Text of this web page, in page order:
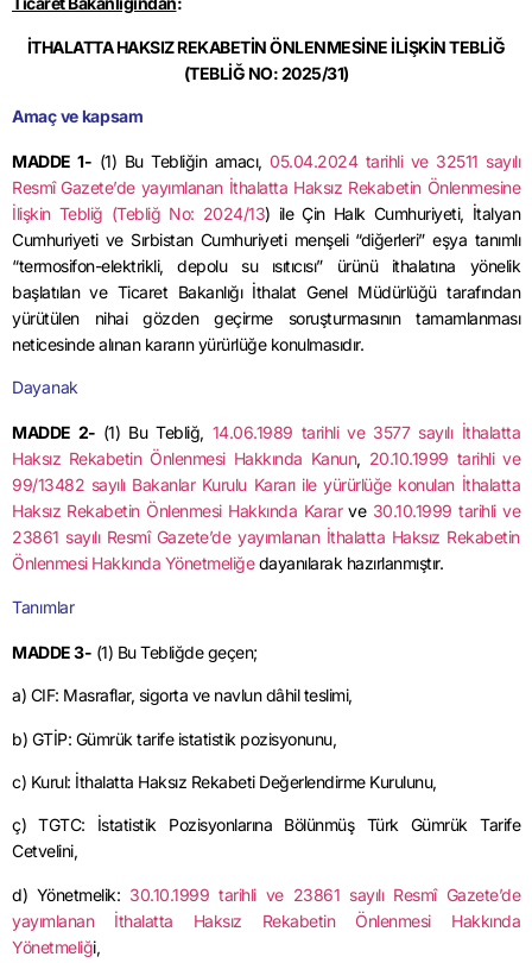
İTHALATTA HAKSIZ REKABETİN ÖNLENMESİNE İLİŞKİN TEBLİĞ
(TEBLİĞ NO: 2025/31)
Amaç ve kapsam
MADDE 1- (1) Bu Tebliğin amacı, 05.04.2024 tarihli ve 32511 sayılı
Resmî Gazete’de yayımlanan İthalatta Haksız Rekabetin Önlenmesine
İlişkin Tebliğ (Tebliğ No: 2024/13) ile Çin Halk Cumhuriyeti, İtalyan
Cumhuriyeti ve Sırbistan Cumhuriyeti menşeli “diğerleri” eşya tanımlı
“termosifon-elektrikli, depolu su ısıtıcısı” ürünü ithalatına yönelik
başlatılan ve Ticaret Bakanlığı İthalat Genel Müdürlüğü tarafından
yürütülen nihai gözden geçirme soruşturmasının tamamlanması
neticesinde alınan kararın yürürlüğe konulmasıdır.
Dayanak
MADDE 2- (1) Bu Tebliğ, 14.06.1989 tarihli ve 3577 sayılı İthalatta
Haksız Rekabetin Önlenmesi Hakkında Kanun, 20.10.1999 tarihli ve
99/13482 sayılı Bakanlar Kurulu Kararı ile yürürlüğe konulan İthalatta
Haksız Rekabetin Önlenmesi Hakkında Kararve 30.10.1999 tarihli ve
23861 sayılı Resmî Gazete’de yayımlanan İthalatta Haksız Rekabetin
Önlenmesi Hakkında Yönetmeliğedayanılarak hazırlanmıştır.
Tanımlar
MADDE 3- (1) Bu Tebliğde geçen;
a) CIF: Masraflar, sigorta ve navlun dâhil teslimi,
b) GTİP: Gümrük tarife istatistik pozisyonunu,
c) Kurul: İthalatta Haksız Rekabeti Değerlendirme Kurulunu,
ç) TGTC: İstatistik Pozisyonlarına Bölünmüş Türk Gümrük Tarife
Cetvelini,
d) Yönetmelik: 30.10.1999 tarihli ve 23861 sayılı Resmî Gazete’de
yayımlanan İthalatta Haksız Rekabetin Önlenmesi Hakkında
Yönetmeliği,